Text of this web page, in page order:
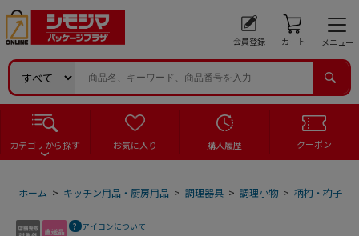
会員登録 カート メニュー
カテゴリから探す お気に入り 購入履歴 クーポン
ホーム > キッチン用品・厨房用品 > 調理器具 > 調理小物 > 柄杓・杓子
アイコンについて